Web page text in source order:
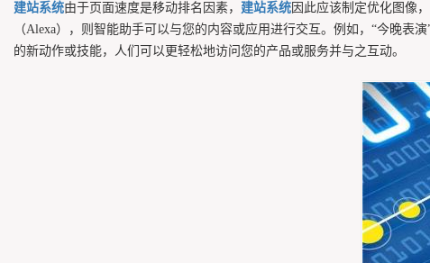
建站系统由于页面速度是移动排名因素， 建站系统 因此应该制定优化图像
（Alexa），则智能助手可以与您的内容或应用进行交互。例如，“今晚表
的新动作或技能，人们可以更轻松地访问您的产品或服务并与之互动。